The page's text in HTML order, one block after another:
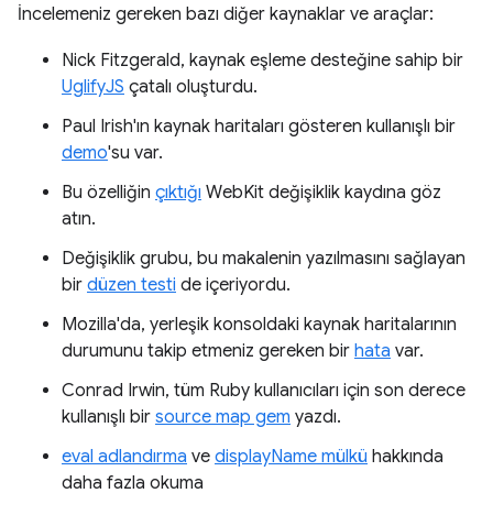
İncelemeniz gereken bazı diğer kaynaklar ve araçlar:
Nick Fitzgerald, kaynak eşleme desteğine sahip bir
UglifyJS çatalı oluşturdu.
Paul Irish'ın kaynak haritaları gösteren kullanışlı bir
demo'su var.
Bu özelliğin çıktığı WebKit değişiklik kaydına göz
atın.
Değişiklik grubu, bu makalenin yazılmasını sağlayan
bir düzen testi de içeriyordu.
Mozilla'da, yerleşik konsoldaki kaynak haritalarının
durumunu takip etmeniz gereken bir hata var.
Conrad Irwin, tüm Ruby kullanıcıları için son derece
kullanışlı bir source map gem yazdı.
eval adlandırma ve displayName mülkü hakkında
daha fazla okuma